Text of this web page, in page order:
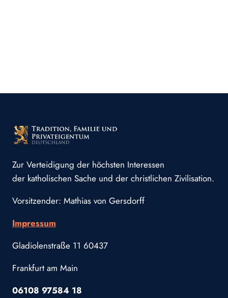
Zur Verteidigung der höchsten Interessen
der katholischen Sache und der christlichen Zivilisation.
Vorsitzender: Mathias von Gersdorff
Impressum
Gladiolenstraße 11 60437
Frankfurt am Main
06108 97584 18